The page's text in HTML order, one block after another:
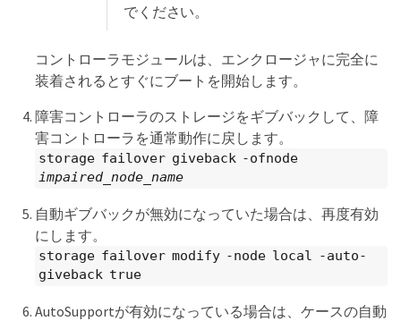
でください。
コントローラモジュールは、エンクロージャに完全に
装着されるとすぐにブートを開始します。
障害コントローラのストレージをギブバックして、障
害コントローラを通常動作に戻します。
storage failover giveback -ofnode
impaired_node_name
自動ギブバックが無効になっていた場合は、再度有効
にします。
storage failover modify -node local -auto-
giveback true
AutoSupportが有効になっている場合は、ケースの自動